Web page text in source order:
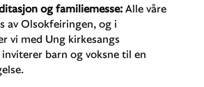
og familiemesse: Alle våre
av Olsokfeiringen, og i
vi med Ung kirkesangs
barn og voksne til en